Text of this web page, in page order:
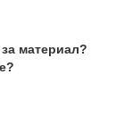
материал?